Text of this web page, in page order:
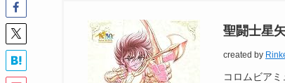
聖闘士星
created by
コロムビア